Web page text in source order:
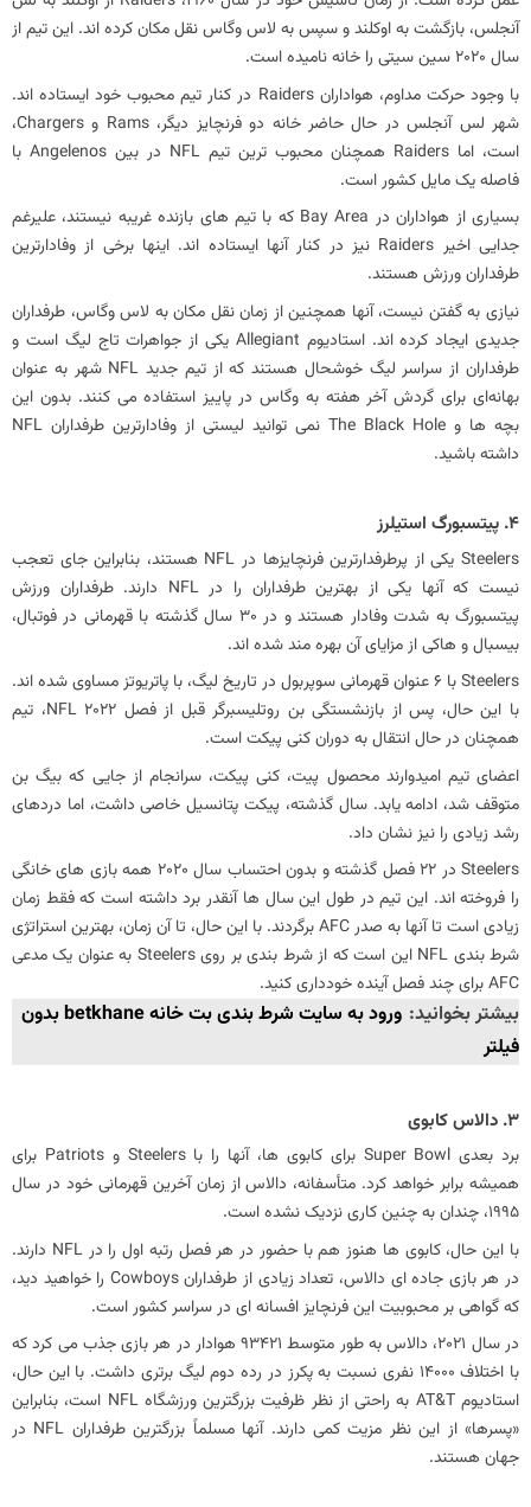
آنجلس، بازگشت به اوکلند و سپس به لاس وگاس نقل مکان کرده اند. این تیم از
سال 2020 سین سیتی را خانه نامیده است.
با وجود حرکت مداوم، هواداران Raiders در کنار تیم محبوب خود ایستاده اند.
شهر لس آنجلس در حال حاضر خانه دو فرنچایز دیگر، Rams و Chargers،
است، اما Raiders همچنان محبوب‌ ترین تیم NFL در بین Angelenos با
فاصله یک مایل کشور است.
بسیاری از هواداران در Bay Area که با تیم های بازنده غریبه نیستند، علیرغم
جدایی اخیر Raiders نیز در کنار آنها ایستاده اند. اینها برخی از وفادارترین
طرفداران ورزش هستند.
نیازی به گفتن نیست، آنها همچنین از زمان نقل مکان به لاس وگاس، طرفداران
جدیدی ایجاد کرده اند. استادیوم Allegiant یکی از جواهرات تاج لیگ است و
طرفداران از سراسر لیگ خوشحال هستند که از تیم جدید NFL شهر به عنوان
بهانه‌ای برای گردش آخر هفته به وگاس در پاییز استفاده می‌ کنند. بدون این
بچه ها و The Black Hole نمی توانید لیستی از وفادارترین طرفداران NFL
داشته باشید.
4. پیتسبورگ استیلرز
‏Steelers یکی از پرطرفدارترین فرنچایزها در NFL هستند، بنابراین جای تعجب
نیست که آنها یکی از بهترین طرفداران را در NFL دارند. طرفداران ورزش
پیتسبورگ به شدت وفادار هستند و در 30 سال گذشته با قهرمانی در فوتبال،
بیسبال و هاکی از مزایای آن بهره مند شده اند.
‏Steelers با 6 عنوان قهرمانی سوپربول در تاریخ لیگ، با پاتریوتز مساوی شده اند.
با این حال، پس از بازنشستگی بن روتلیسبرگر قبل از فصل NFL 2022، تیم
همچنان در حال انتقال به دوران کنی پیکت است.
اعضای تیم امیدوارند محصول پیت، کنی پیکت، سرانجام از جایی که بیگ بن
متوقف شد، ادامه یابد. سال گذشته، پیکت پتانسیل خاصی داشت، اما دردهای
رشد زیادی را نیز نشان داد.
‏Steelers در 22 فصل گذشته و بدون احتساب سال 2020 همه بازی های خانگی
را فروخته اند. این تیم در طول این سال ها آنقدر برد داشته است که فقط زمان
زیادی است تا آنها به صدر AFC برگردند. با این حال، تا آن زمان، بهترین استراتژی
شرط بندی NFL این است که از شرط بندی بر روی Steelers به ​​عنوان یک مدعی
AFC برای چند فصل آینده خودداری کنید.
بیشتر بخوانید:
ورود به سایت شرط بندی بت خانه betkhane بدون
فیلتر
3. دالاس کابوی
برد بعدی Super Bowl برای کابوی ها، آنها را با Steelers و Patriots برای
همیشه برابر خواهد کرد. متأسفانه، دالاس از زمان آخرین قهرمانی خود در سال
1995، چندان به چنین کاری نزدیک نشده است.
با این حال، کابوی ها هنوز هم با حضور در هر فصل رتبه اول را در NFL دارند.
در هر بازی جاده ای دالاس، تعداد زیادی از طرفداران Cowboys را خواهید دید،
که گواهی بر محبوبیت این فرنچایز افسانه ای در سراسر کشور است.
در سال 2021، دالاس به طور متوسط ​​93421 هوادار در هر بازی جذب می کرد که
با اختلاف 14000 نفری نسبت به پکرز در رده دوم لیگ برتری داشت. با این حال،
استادیوم AT&T به راحتی از نظر ظرفیت بزرگترین ورزشگاه NFL است، بنابراین
«پسرها» از این نظر مزیت کمی دارند. آنها مسلماً بزرگترین طرفداران NFL در
جهان هستند.